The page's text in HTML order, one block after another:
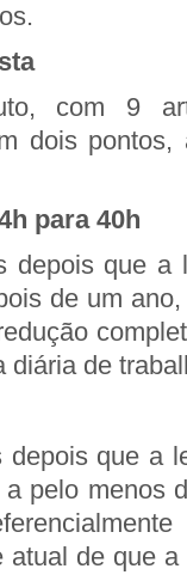
com 9
dois pontos,
para 40h
depois que a
de um
de
que a
pelo menos
atual de que